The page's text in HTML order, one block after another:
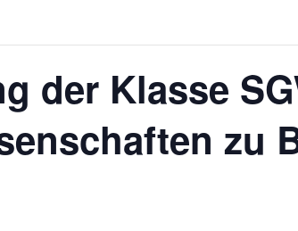
der Klasse
zu